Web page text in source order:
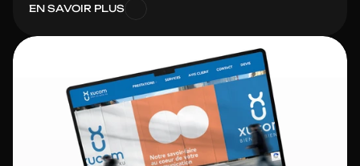
EN SAVOIR PLUS